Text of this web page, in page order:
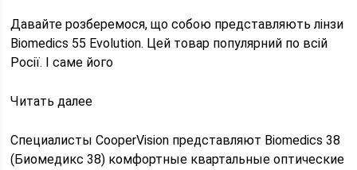
Давайте розберемося, що собою представляють лінзи
Biomedics 55 Evolution. Цей товар популярний по всій
Росії. І саме його
Читать далее
Специалисты CooperVision представляют Biomedics 38
(Биомедикс 38) комфортные квартальные оптические